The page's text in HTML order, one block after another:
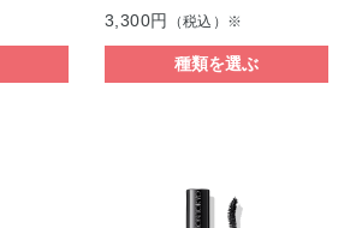
3,300円 （税込）※
種類を選ぶ